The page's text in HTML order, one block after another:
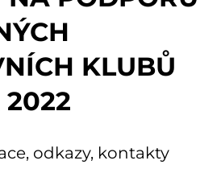
KLUBŮ
2022
odkazy, kontakty